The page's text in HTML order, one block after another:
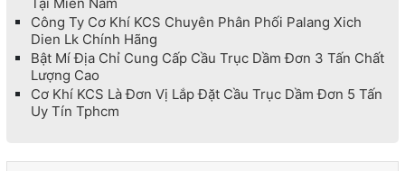
Công Ty Cơ Khí KCS Chuyên Phân Phối Palang Xich
Dien Lk Chính Hãng
Bật Mí Địa Chỉ Cung Cấp Cầu Trục Dầm Đơn 3 Tấn Chất
Lượng Cao
Cơ Khí KCS Là Đơn Vị Lắp Đặt Cầu Trục Dầm Đơn 5 Tấn
Uy Tín Tphcm